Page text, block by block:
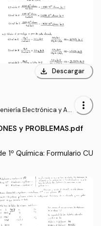
download Descargar
Electrónica y Aut
more_vert
y PROBLEMAS.pdf
1º Química: Formulario CU